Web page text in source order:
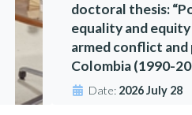
doctoral thesis:
equality and
armed conflict and
Colombia (1990-
Date: 2026 July 28